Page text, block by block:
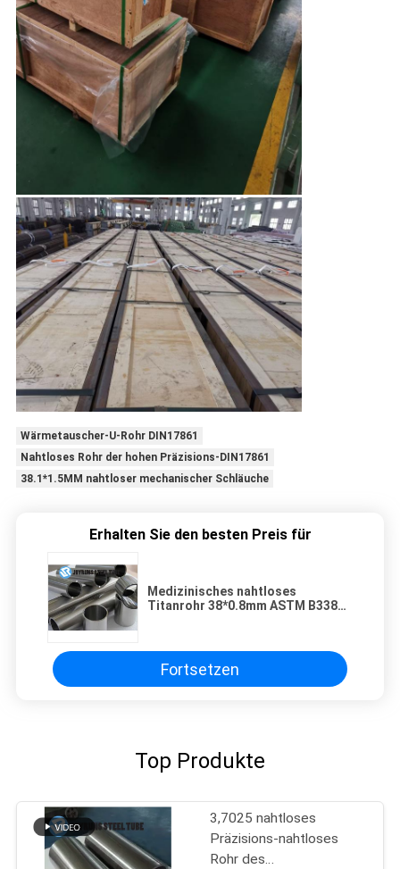
Wärmetauscher-U-Rohr DIN17861
Nahtloses Rohr der hohen Präzisions-DIN17861
38.1*1.5MM nahtloser mechanischer Schläuche
Erhalten Sie den besten Preis für
Medizinisches nahtloses
Titanrohr 38*0.8mm ASTM B338
Fortsetzen
Top Produkte
3,7025 nahtloses
Präzisions-nahtloses
Rohr des